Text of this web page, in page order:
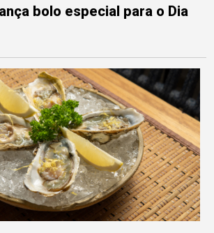
bolo especial para o Dia